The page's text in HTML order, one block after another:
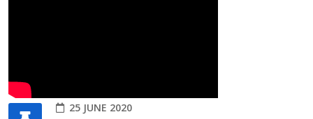
25 JUNE 2020